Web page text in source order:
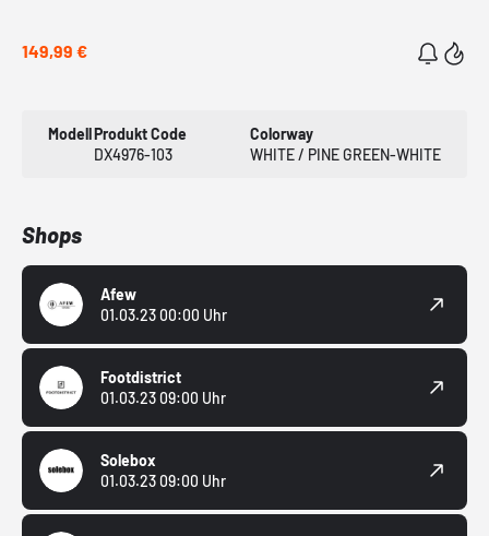
149,99 €
ModellProdukt Code
DX4976-103
Colorway
WHITE / PINE GREEN-WHITE
Shops
Afew
01.03.23 00:00 Uhr
Footdistrict
01.03.23 09:00 Uhr
Solebox
01.03.23 09:00 Uhr